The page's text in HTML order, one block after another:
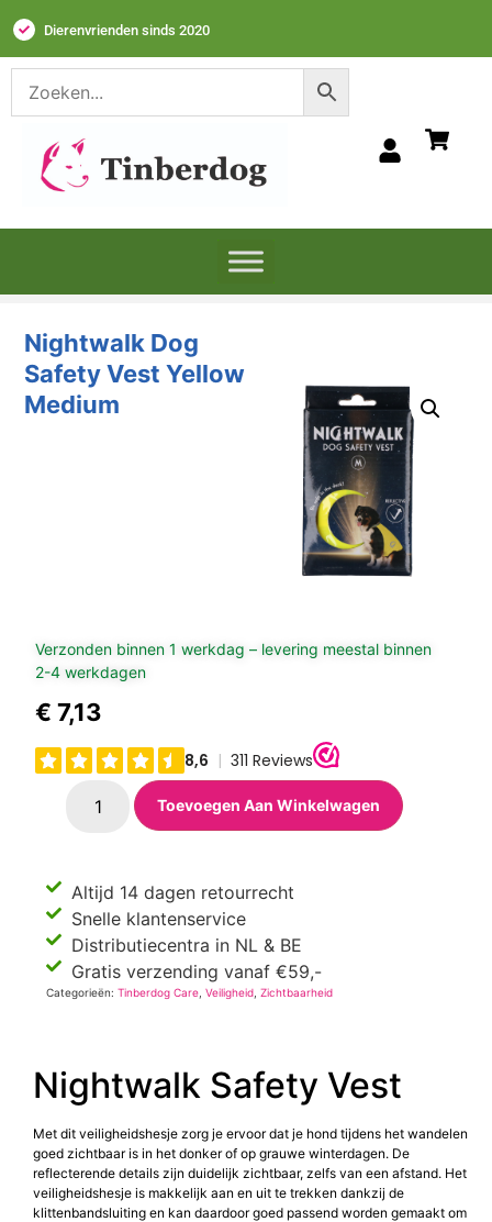
Dierenvrienden sinds 2020
Nightwalk Dog
Safety Vest Yellow
Medium
Verzonden binnen 1 werkdag – levering meestal binnen
2-4 werkdagen
€ 7,13
Toevoegen Aan Winkelwagen
Altijd 14 dagen retourrecht
Snelle klantenservice
Distributiecentra in NL & BE
Gratis verzending vanaf €59,-
Categorieën:Tinberdog Care ,Veiligheid ,Zichtbaarheid
Nightwalk Safety Vest
Met dit veiligheidshesje zorg je ervoor dat je hond tijdens het wandelen
goed zichtbaar is in het donker of op grauwe winterdagen. De
reflecterende details zijn duidelijk zichtbaar, zelfs van een afstand. Het
veiligheidshesje is makkelijk aan en uit te trekken dankzij de
klittenbandsluiting en kan daardoor goed passend worden gemaakt om